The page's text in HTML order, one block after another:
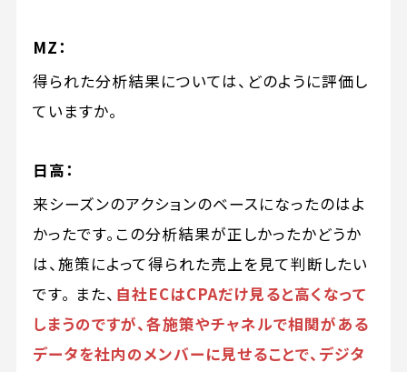
MZ：
得られた分析結果については、どのように評価し
ていますか。
日高：
来シーズンのアクションのベースになったのはよ
かったです。この分析結果が正しかったかどうか
は、施策によって得られた売上を見て判断したい
です。 また、 自社ECはCPAだけ見ると高くなって
しまうのですが、各施策やチャネルで相関がある
データを社内のメンバーに見せることで、デジタ